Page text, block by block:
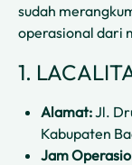
sudah
operasional dari
1.
Alamat:Jl.
Kabupaten
Jam